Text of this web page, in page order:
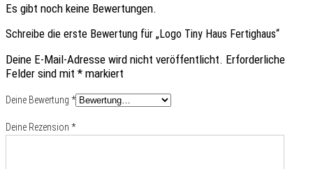
Es gibt noch keine Bewertungen.
Schreibe die erste Bewertung für „Logo Tiny Haus Fertighaus“
Deine E-Mail-Adresse wird nicht veröffentlicht. Erforderliche
Felder sind mit * markiert
Deine Bewertung *
Deine Rezension *